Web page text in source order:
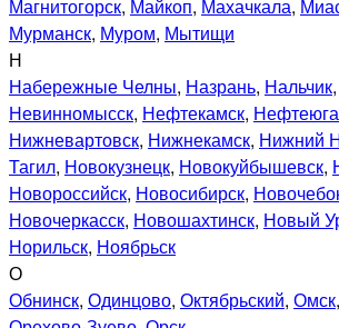
Магнитогорск, Майкоп, Махачкала,
Мурманск, Муром, Мытищи
Н
Набережные Челны, Назрань, Нальчик,
Невинномысск, Нефтекамск,
Нижневартовск, Нижнекамск, Нижний
Тагил, Новокузнецк, Новокуйбышевск,
Новороссийск, Новосибирск,
Новочеркасск, Новошахтинск, Новый
Норильск, Ноябрьск
О
Обнинск, Одинцово, Октябрьский, Омск,